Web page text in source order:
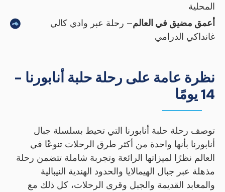
المحلية
أعمق مضيق في العالم– رحلة عبر وادي كالي
غانداكي الدرامي
نظرة عامة على رحلة حلبة أنابورنا -
14 يومًا
توصف رحلة حلبة أنابورنا التي تحيط بسلسلة جبال
أنابورنا بأنها واحدة من أكثر طرق الرحلات تنوعًا في
العالم نظرًا لميزاتها الرائعة وتجربة شاملة تتضمن رحلة
مذهلة عبر جبال الهيمالايا والحدود الهندية النيبالية
والمعابد القديمة والجبل وقرى الرحلات، كل ذلك مع